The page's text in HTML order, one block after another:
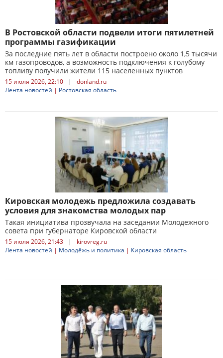
В Ростовской области подвели итоги пятилетней
программы газификации
За последние пять лет в области построено около 1,5 тысячи
км газопроводов, а возможность подключения к голубому
топливу получили жители 115 населенных пунктов
15 июля 2026, 22:10 |
donland.ru
Лента новостей | Ростовская область
Кировская молодежь предложила создавать
условия для знакомства молодых пар
Такая инициатива прозвучала на заседании Молодежного
совета при губернаторе Кировской области
15 июля 2026, 21:43 |
kirovreg.ru
Лента новостей | Молодёжь и политика | Кировская область